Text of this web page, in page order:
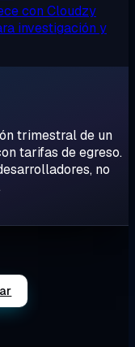
con Cloudzy
investigación y
trimestral de un
tarifas de egreso.
no